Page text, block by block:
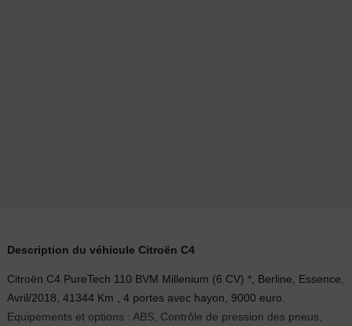
Description du véhicule Citroën C4
Citroën C4 PureTech 110 BVM Millenium (6 CV) *, Berline, Essence,
Avril/2018, 41344 Km , 4 portes avec hayon, 9000 euro.
Equipements et options : ABS, Contrôle de pression des pneus,